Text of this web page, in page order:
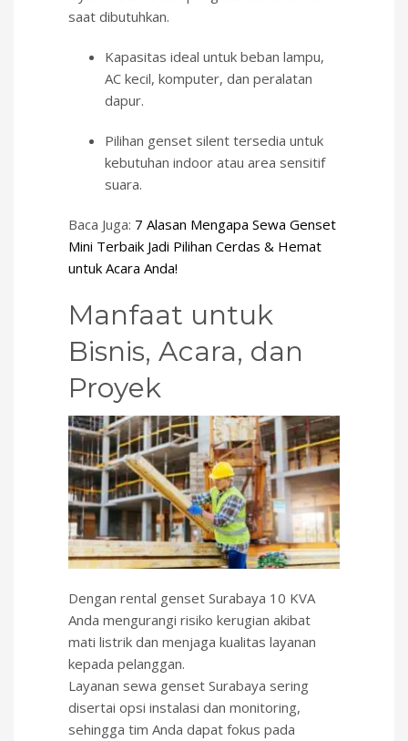
saat dibutuhkan.
Kapasitas ideal untuk beban lampu,
AC kecil, komputer, dan peralatan
dapur.
Pilihan genset silent tersedia untuk
kebutuhan indoor atau area sensitif
suara.
Baca Juga: 7 Alasan Mengapa Sewa Genset
Mini Terbaik Jadi Pilihan Cerdas & Hemat
untuk Acara Anda!
Manfaat untuk
Bisnis, Acara, dan
Proyek
Dengan rental genset Surabaya 10 KVA
Anda mengurangi risiko kerugian akibat
mati listrik dan menjaga kualitas layanan
kepada pelanggan.
Layanan sewa genset Surabaya sering
disertai opsi instalasi dan monitoring,
sehingga tim Anda dapat fokus pada